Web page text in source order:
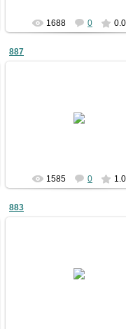
1688 0 0.0
887
1585 0 1.0
883